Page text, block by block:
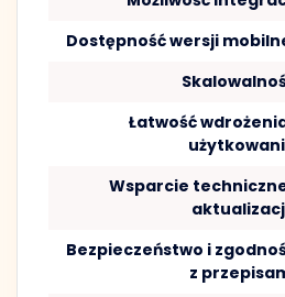
Dostępność wersji
Łatwość
Wsparcie
Bezpieczeństwo i
z